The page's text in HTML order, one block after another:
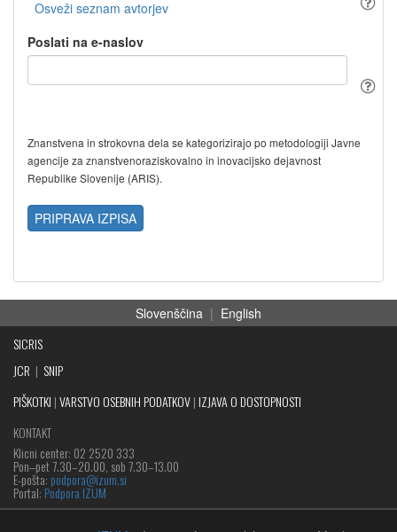
Poslati na e-naslov
Znanstvena in strokovna dela se kategorizirajo po metodologiji Javne
agencije za znanstvenoraziskovalno in inovacijsko dejavnost
Republike Slovenije (ARIS).
PRIPRAVA IZPISA
Slovenščina | English
SICRIS
JCR | SNIP
PIŠKOTKI |VARSTVO OSEBNIH PODATKOV| IZJAVA O DOSTOPNOSTI
KONTAKT
Klicni center: 02 2520 333
Pon‒pet 7.30–20.00, sob 7.30–13.00
E-pošta: podpora@izum.si
Portal: Podpora IZUM